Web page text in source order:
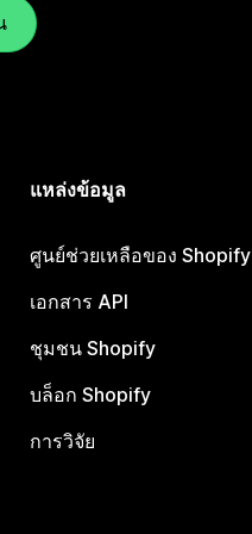
แหล่งข้อมูล
ศูนย์ช่วยเหลือของ Shopify
เอกสาร API
ชุมชน Shopify
บล็อก Shopify
การวิจัย